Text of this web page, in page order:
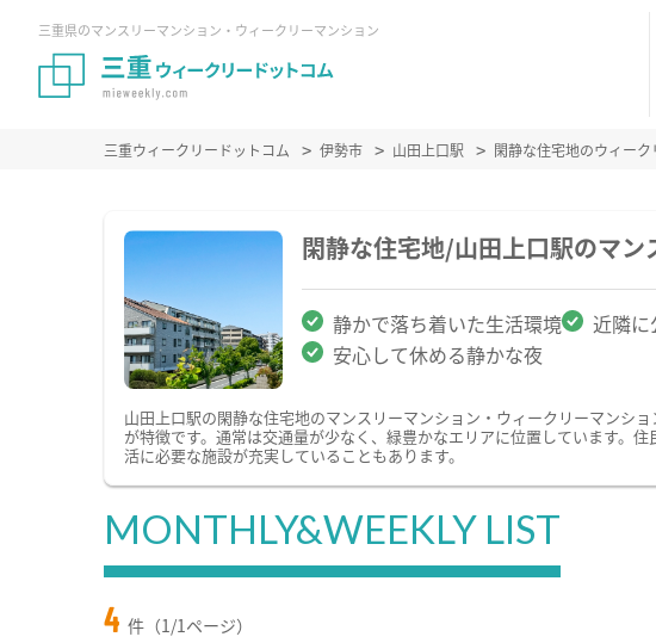
三重県のマンスリーマンション・ウィークリーマンション
三重ウィークリードットコム 伊勢市 山田上口駅 閑静な住宅地のウィー
閑静な住宅地/山田上口駅のマ
静かで落ち着いた生活環境 近隣に
安心して休める静かな夜
山田上口駅の閑静な住宅地のマンスリーマンション・ウィークリーマンシ
が特徴です。通常は交通量が少なく、緑豊かなエリアに位置しています。
活に必要な施設が充実していることもあります。
MONTHLY&WEEKLY LIST
4 件（1/1ページ）